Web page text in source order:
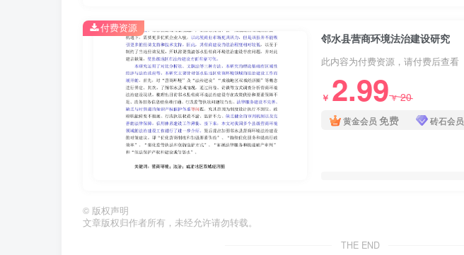
第2页 / 共65页
邻水县营商环境法治建设研究
此内容为付费资源，请付费后查看
￥ 2.99￥20
黄金会员 免费 砖石会员
付费资源
© 版权声明
文章版权归作者所有，未经允许请勿转载。
THE END